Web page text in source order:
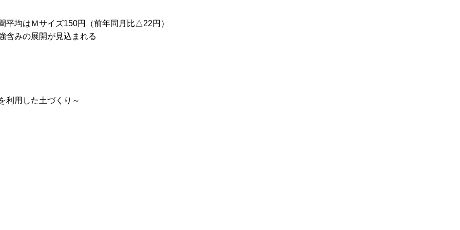
Ｍサイズ150円（前年同月比△22円）
含みの展開が見込まれる
利用した土づくり～